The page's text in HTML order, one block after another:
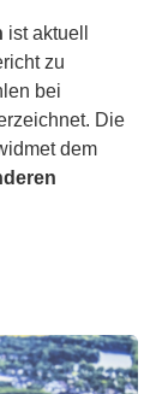
ist aktuell
zu
bei
Die
dem